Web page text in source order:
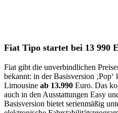
Fiat Tipo startet bei 13 990
Fiat gibt die unverbindlichen
bekannt: in der Basisversion
Limousine ab 13.990 Euro. Das
auch in den Ausstattungen Easy
Basisversion bietet serienmäßig